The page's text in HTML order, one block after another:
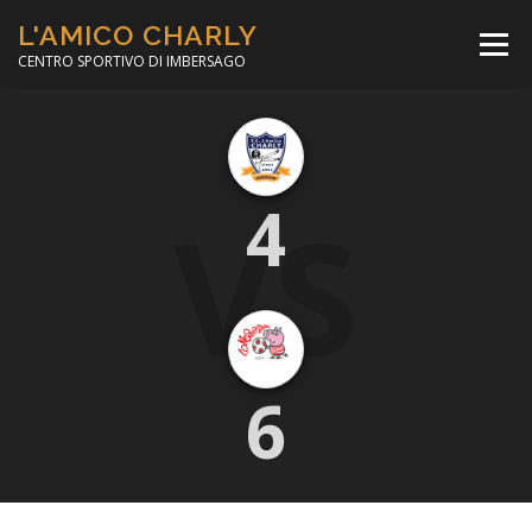
contenuto
L'AMICO CHARLY
CENTRO SPORTIVO DI IMBERSAGO
Menù
CORSO CALCIO A 5
MINIBASKET
VS
4
6